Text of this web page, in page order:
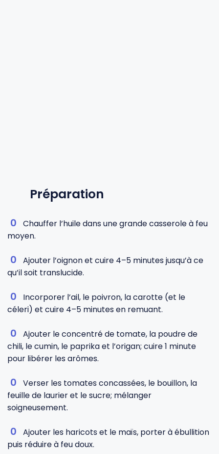
Préparation
Chauffer l’huile dans une grande casserole à feu
moyen.
Ajouter l’oignon et cuire 4–5 minutes jusqu’à ce
qu’il soit translucide.
Incorporer l’ail, le poivron, la carotte (et le
céleri) et cuire 4–5 minutes en remuant.
Ajouter le concentré de tomate, la poudre de
chili, le cumin, le paprika et l’origan; cuire 1 minute
pour libérer les arômes.
Verser les tomates concassées, le bouillon, la
feuille de laurier et le sucre; mélanger
soigneusement.
Ajouter les haricots et le maïs, porter à ébullition
puis réduire à feu doux.